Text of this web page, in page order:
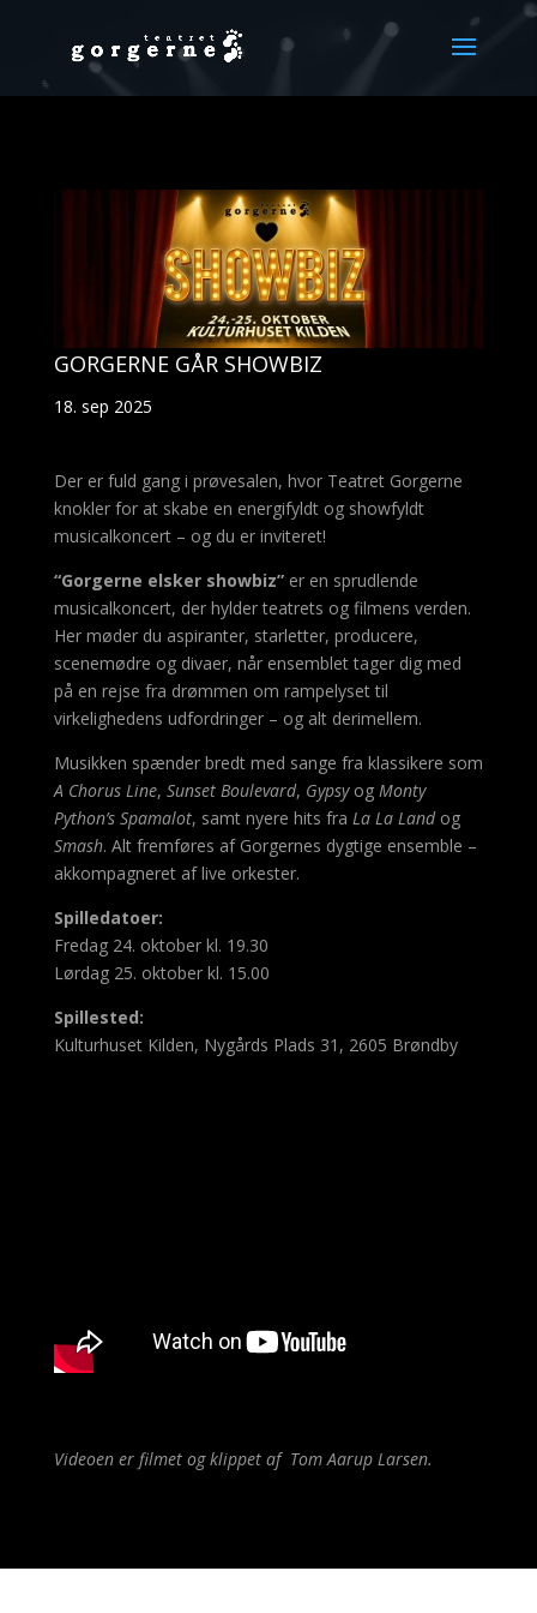
GORGERNE GÅR SHOWBIZ
18. sep 2025
Der er fuld gang i prøvesalen, hvor Teatret Gorgerne
knokler for at skabe en energifyldt og showfyldt
musicalkoncert – og du er inviteret!
“Gorgerne elsker showbiz”er en sprudlende
musicalkoncert, der hylder teatrets og filmens verden.
Her møder du aspiranter, starletter, producere,
scenemødre og divaer, når ensemblet tager dig med
på en rejse fra drømmen om rampelyset til
virkelighedens udfordringer – og alt derimellem.
Musikken spænder bredt med sange fra klassikere som
A Chorus Line, Sunset Boulevard, Gypsyog Monty
Python’s Spamalot, samt nyere hits fra La La Landog
Smash. Alt fremføres af Gorgernes dygtige ensemble –
akkompagneret af live orkester.
Spilledatoer:
Fredag 24. oktober kl. 19.30
Lørdag 25. oktober kl. 15.00
Spillested:
Kulturhuset Kilden, Nygårds Plads 31, 2605 Brøndby
Videoen er filmet og klippet af Tom Aarup Larsen.